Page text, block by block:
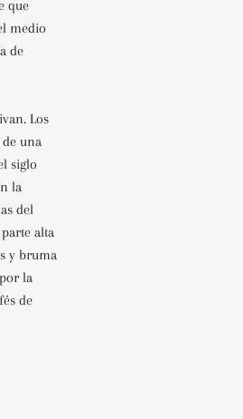
que
medio
de
Los
una
siglo
la
del
alta
y bruma
la
de